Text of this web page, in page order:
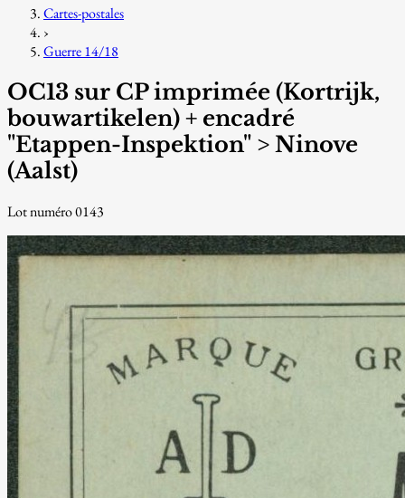
Cartes-postales
›
Guerre 14/18
OC13 sur CP imprimée (Kortrijk,
bouwartikelen) + encadré
"Etappen-Inspektion" > Ninove
(Aalst)
Lot numéro 0143